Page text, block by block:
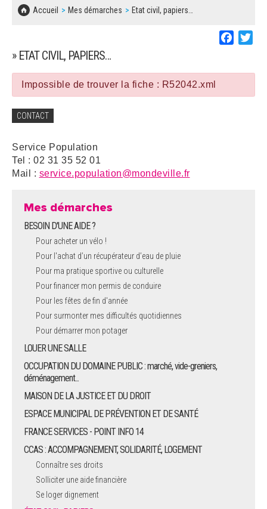
Accueil Mes démarches Etat civil, papiers…
» ETAT CIVIL, PAPIERS…
Impossible de trouver la fiche : R52042.xml
CONTACT
Service Population
Tel : 02 31 35 52 01
Mail : service.population@mondeville.fr
Mes démarches
BESOIN D'UNE AIDE ?
Pour acheter un vélo !
Pour l'achat d’un récupérateur d’eau de pluie
Pour ma pratique sportive ou culturelle
Pour financer mon permis de conduire
Pour les fêtes de fin d'année
Pour surmonter mes difficultés quotidiennes
Pour démarrer mon potager
LOUER UNE SALLE
OCCUPATION DU DOMAINE PUBLIC : marché, vide-greniers,
déménagement...
MAISON DE LA JUSTICE ET DU DROIT
ESPACE MUNICIPAL DE PRÉVENTION ET DE SANTÉ
FRANCE SERVICES - POINT INFO 14
CCAS : ACCOMPAGNEMENT, SOLIDARITÉ, LOGEMENT
Connaître ses droits
Solliciter une aide financière
Se loger dignement
CONCERTATIONS PUBLIQUES
SOLIDARITÉ, LOGEMENT
EMPLOI
URBANISME
POLICE MUNICIPALE
BESOIN D'UNE AIDE ?
LES ASSOCIATIONS
MARCHÉS PUBLICS
SUR LES RISQUES MAJEURS
REGLEMENT LOCAL DE PUBLICITÉ
DECLARATION DE DEMARCHAGE
DOSSIER DE DEMANDE DE SUBVENTION
DEMANDE DE PRÊT DE MATERIEL
FICHE D'ORGANISATION MANIFESTATION
PLAN D'ACTION MUNICIPAL
ARRÊTÉS MUNICIPAUX